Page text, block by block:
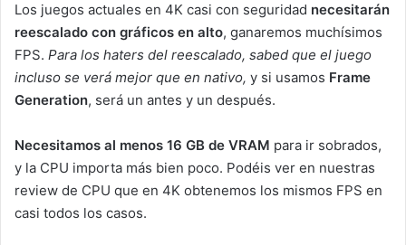
Los juegos actuales en 4K casi con seguridad necesitarán
reescalado con gráficos en alto, ganaremos muchísimos
FPS. Para los haters del reescalado, sabed que el juego
incluso se verá mejor que en nativo, y si usamos Frame
Generation, será un antes y un después.
Necesitamos al menos 16 GB de VRAM para ir sobrados,
y la CPU importa más bien poco. Podéis ver en nuestras
review de CPU que en 4K obtenemos los mismos FPS en
casi todos los casos.